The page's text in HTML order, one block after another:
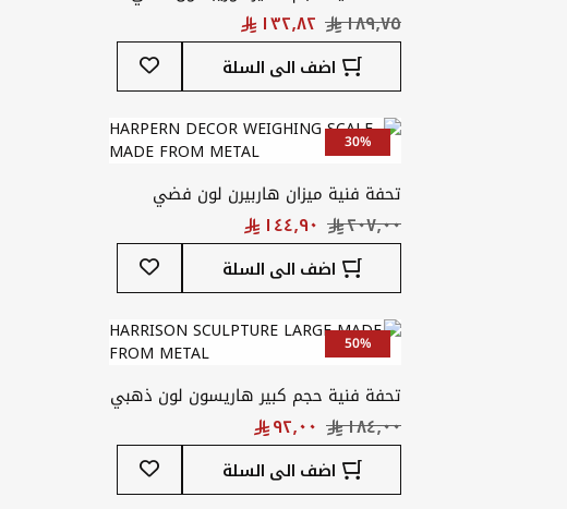
اضف الى السلة أضف
إلى
قائمة
المفضلة
30%
تحفة فنية ميزان هاربيرن لون فضي
اضف الى السلة أضف
إلى
قائمة
المفضلة
50%
تحفة فنية حجم كبير هاريسون لون ذهبي
اضف الى السلة أضف
إلى
قائمة